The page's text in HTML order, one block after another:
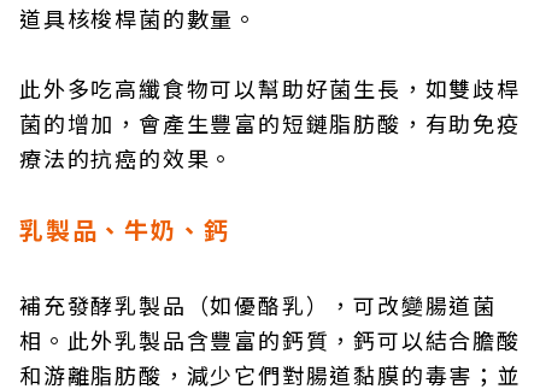
道具核梭桿菌的數量。
此外多吃高纖食物可以幫助好菌生長，如雙歧桿
菌的增加，會產生豐富的短鏈脂肪酸，有助免疫
療法的抗癌的效果。
乳製品、牛奶、鈣
補充發酵乳製品（如優酪乳），可改變腸道菌
相。此外乳製品含豐富的鈣質，鈣可以結合膽酸
和游離脂肪酸，減少它們對腸道黏膜的毒害；並